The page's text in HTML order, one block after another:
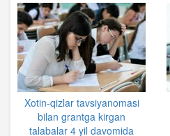
Xotin-qizlar tavsiyanomasi
bilan grantga kirgan
talabalar 4 yil davomida